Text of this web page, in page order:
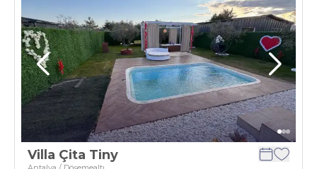
Villa Çita Tiny